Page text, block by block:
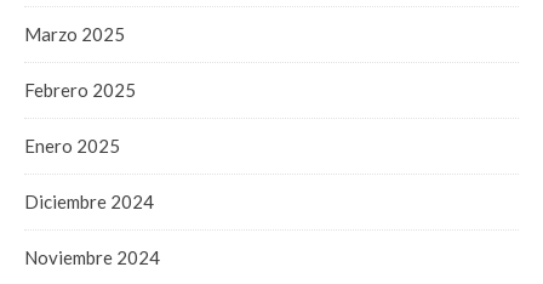
Marzo 2025
Febrero 2025
Enero 2025
Diciembre 2024
Noviembre 2024